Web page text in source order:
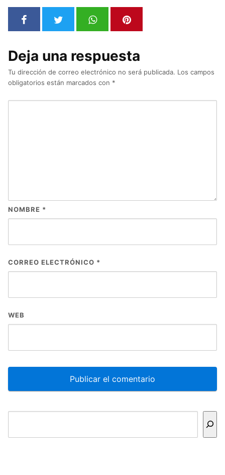
Deja una respuesta
Tu dirección de correo electrónico no será publicada. Los campos
obligatorios están marcados con *
NOMBRE *
CORREO ELECTRÓNICO *
WEB